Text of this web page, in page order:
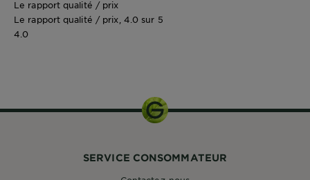
Le rapport qualité / prix
Le rapport qualité / prix, 4.0 sur 5
4.0
SERVICE CONSOMMATEUR